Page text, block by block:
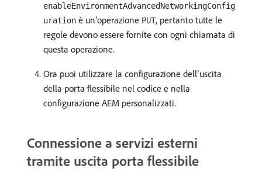
enableEnvironmentAdvancedNetworkingConfig
uration è un’operazione PUT, pertanto tutte le
regole devono essere fornite con ogni chiamata di
questa operazione.
Ora puoi utilizzare la configurazione dell’uscita
della porta flessibile nel codice e nella
configurazione AEM personalizzati.
Connessione a servizi esterni
tramite uscita porta flessibile